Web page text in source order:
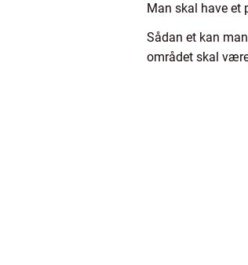
Man skal have et
Sådan et kan
området skal